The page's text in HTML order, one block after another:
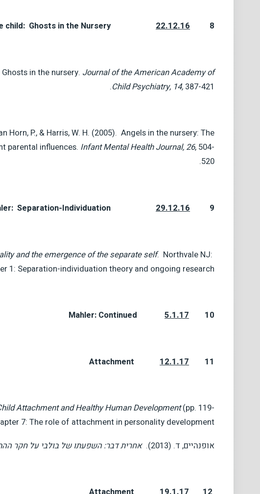
8
22.12.16
Ghosts in the Nursery
in the nursery. Journal of the American Academy of
Child Psychiatry, 14, 387-421.
Horn, P., & Harris, W. H. (2005). Angels in the nursery: The
parental influences. Infant Mental Health Journal, 26, 504-
520.
9
29.12.16
Separation-Individuation
and the emergence of the separate self. Northvale NJ:
1: Separation-individuation theory and ongoing research.
10
5.1.17
Mahler: Continued
11
12.1.17
Attachment
Attachment and Healthy Human Development(pp. 119-
7: The role of attachment in personality development.
אופנהיים, ד. (2013).
אחרית דבר: השפעתו של בולבי על חקר